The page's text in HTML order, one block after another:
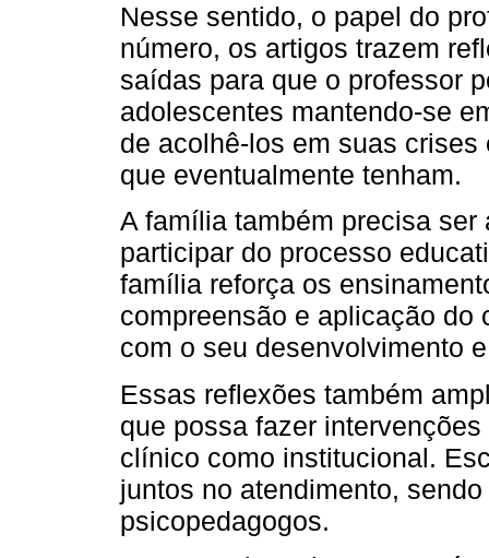
Nesse sentido, o papel do
número, os artigos trazem
saídas para que o professor
adolescentes mantendo-se
de acolhê-los em suas
que eventualmente tenham.
A família também precisa
participar do processo
família reforça os
compreensão e aplicação do
com o seu desenvolvimento
Essas reflexões também
que possa fazer
clínico como institucional.
juntos no atendimento,
psicopedagogos.